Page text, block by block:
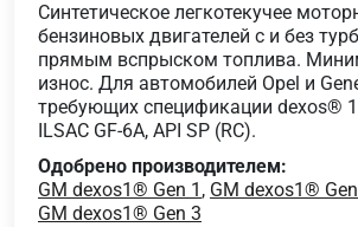
Синтетическое легкотекучее
бензиновых двигателей с и без
прямым вспрыском топлива.
износ. Для автомобилей Opel и
требующих спецификации dexos® 1
ILSAC GF-6A, API SP (RC).
Одобрено производителем:
GM dexos1® Gen 1 , GM dexos1®
GM dexos1® Gen 3